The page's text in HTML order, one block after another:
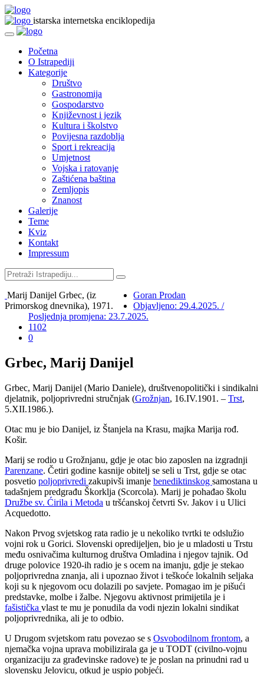
istarska internetska enciklopedija
Početna
O Istrapediji
Kategorije
Društvo
Gastronomija
Gospodarstvo
Književnost i jezik
Kultura i školstvo
Povijesna razdoblja
Sport i rekreacija
Umjetnost
Vojska i ratovanje
Zaštićena baština
Zemljopis
Znanost
Galerije
Teme
Kviz
Kontakt
Impressum
Marij Danijel Grbec, (iz
Primorskog dnevnika), 1971.
Goran Prodan
Objavljeno: 29.4.2025. /
Posljednja promjena: 23.7.2025.
1102
0
Grbec, Marij Danijel
Grbec, Marij Danijel (Mario Daniele), društvenopolitički i sindikalni
djelatnik, poljoprivredni stručnjak (Grožnjan, 16.IV.1901. – Trst,
5.XII.1986.).
Otac mu je bio Danijel, iz Štanjela na Krasu, majka Marija rođ.
Košir.
Marij se rodio u Grožnjanu, gdje je otac bio zaposlen na izgradnji
Parenzane. Četiri godine kasnije obitelj se seli u Trst, gdje se otac
posvetio poljoprivredi zakupivši imanje benediktinskog samostana u
tadašnjem predgrađu Škorklja (Scorcola). Marij je pohađao školu
Družbe sv. Ćirila i Metoda u tršćanskoj četvrti Sv. Jakov i u Ulici
Acquedotto.
Nakon Prvog svjetskog rata radio je u nekoliko tvrtki te odslužio
vojni rok u Gorici. Slovenski opredijeljen, bio je u mladosti u Trstu
među osnivačima kulturnog društva Omladina i njegov tajnik. Od
druge polovice 1920-ih radio je s ocem na imanju, gdje je stekao
poljoprivredna znanja, ali i upoznao život i teškoće lokalnih seljaka
koji su k njegovom ocu dolazili po savjete. Pomagao im je pišući
predstavke, molbe i žalbe. Njegovu aktivnost primijetila je i
fašistička vlast te mu je ponudila da vodi njezin lokalni sindikat
poljoprivrednika, ali je to odbio.
U Drugom svjetskom ratu povezao se s Osvobodilnom frontom, a
njemačka vojna uprava mobilizirala ga je u TODT (civilno-vojnu
organizaciju za građevinske radove) te je poslan na prinudni rad u
slovensku Jelovicu, otkud je uspio pobjeći.